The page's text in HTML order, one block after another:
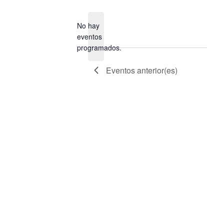
Aviso
No hay
eventos
programados.
Eventosanterior(es)